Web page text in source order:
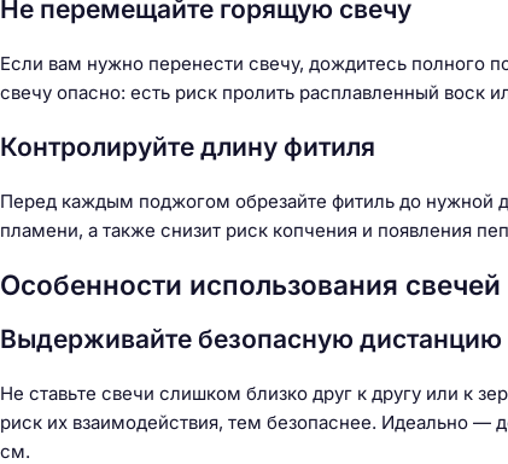
Не перемещайте горящую свечу
Если вам нужно перенести свечу, дождитесь полного
свечу опасно: есть риск пролить расплавленный воск
Контролируйте длину фитиля
Перед каждым поджогом обрезайте фитиль до нужной
пламени, а также снизит риск копчения и появления
Особенности использования
Выдерживайте безопасную дистанцию
Не ставьте свечи слишком близко друг к другу или к
риск их взаимодействия, тем безопаснее. Идеально —
см.